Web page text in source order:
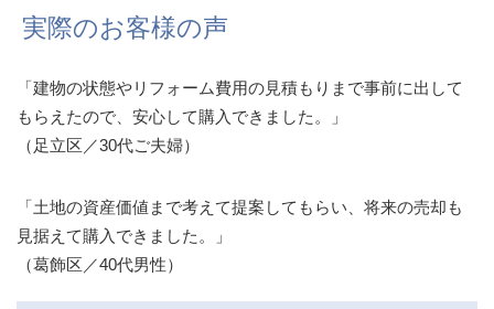
実際のお客様の声
「建物の状態やリフォーム費用の見積もりまで事前に出して
もらえたので、安心して購入できました。」
（足立区／30代ご夫婦）
「土地の資産価値まで考えて提案してもらい、将来の売却も
見据えて購入できました。」
（葛飾区／40代男性）